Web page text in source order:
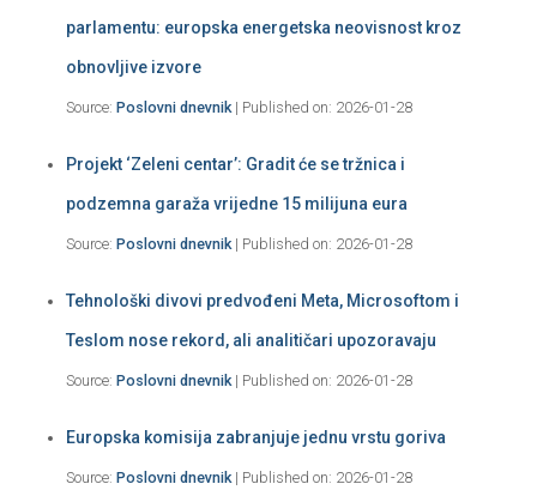
parlamentu: europska energetska neovisnost kroz
obnovljive izvore
Source: Poslovni dnevnik Published on: 2026-01-28
Projekt ‘Zeleni centar’: Gradit će se tržnica i
podzemna garaža vrijedne 15 milijuna eura
Source: Poslovni dnevnik Published on: 2026-01-28
Tehnološki divovi predvođeni Meta, Microsoftom i
Teslom nose rekord, ali analitičari upozoravaju
Source: Poslovni dnevnik Published on: 2026-01-28
Europska komisija zabranjuje jednu vrstu goriva
Source: Poslovni dnevnik Published on: 2026-01-28